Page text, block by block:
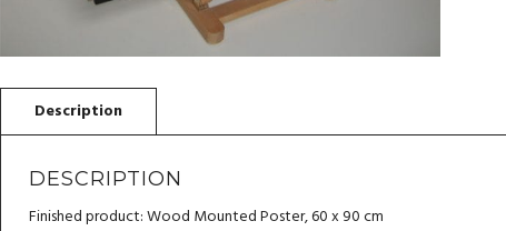
DESCRIPTION
Finished product: Wood Mounted Poster, 60 x 90 cm